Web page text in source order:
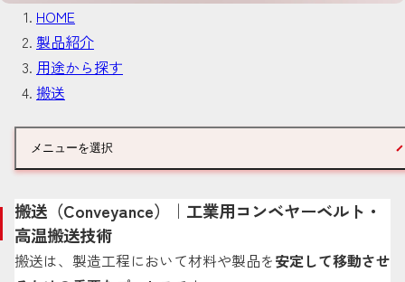
HOME
製品紹介
用途から探す
搬送
メニューを選択
搬送（Conveyance）｜工業用コンベヤーベルト・
高温搬送技術
搬送は、製造工程において材料や製品を安定して移動させ